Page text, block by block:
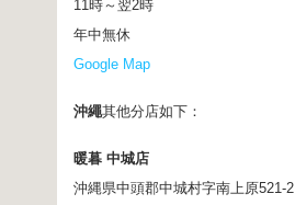
11時～翌2時
年中無休
Google Map
沖繩其他分店如下：
暖暮 中城店
沖縄県中頭郡中城村字南上原521-2